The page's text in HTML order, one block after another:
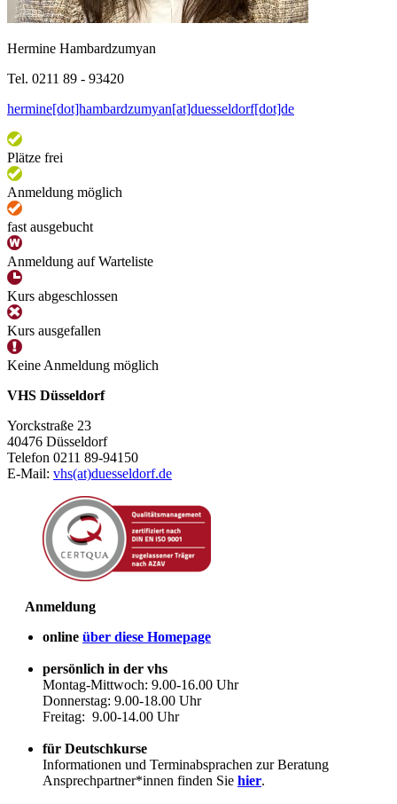
Hermine Hambardzumyan
Tel. 0211 89 - 93420
hermine[dot]hambardzumyan[at]duesseldorf[dot]de
Plätze frei
Anmeldung möglich
fast ausgebucht
Anmeldung auf Warteliste
Kurs abgeschlossen
Kurs ausgefallen
Keine Anmeldung möglich
VHS Düsseldorf
Yorckstraße 23
40476 Düsseldorf
Telefon 0211 89-94150
E-Mail: vhs(at)duesseldorf.de
Anmeldung
online über diese Homepage
persönlich in der vhs
Montag-Mittwoch: 9.00-16.00 Uhr
Donnerstag: 9.00-18.00 Uhr
Freitag: 9.00-14.00 Uhr
für Deutschkurse
Informationen und Terminabsprachen zur Beratung
Ansprechpartner*innen finden Sie hier.